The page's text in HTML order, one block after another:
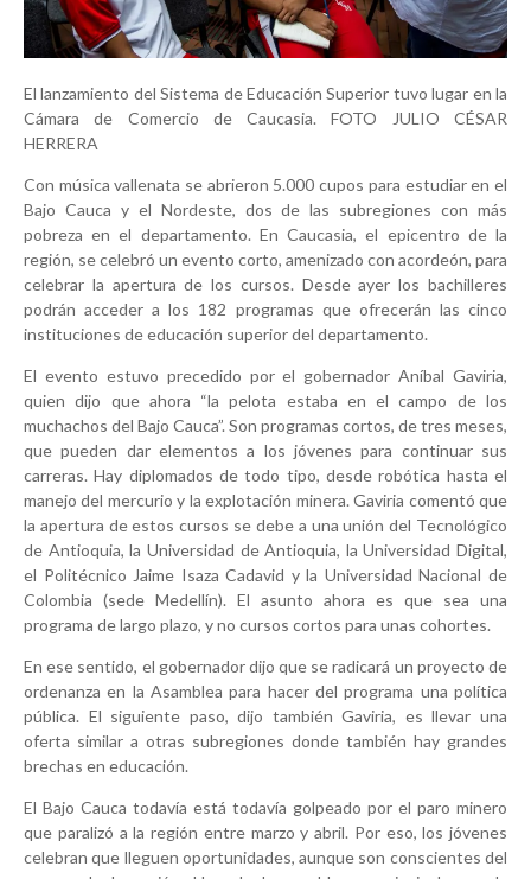
El lanzamiento del Sistema de Educación Superior tuvo lugar en la
Cámara de Comercio de Caucasia. FOTO JULIO CÉSAR
HERRERA
Con música vallenata se abrieron 5.000 cupos para estudiar en el
Bajo Cauca y el Nordeste, dos de las subregiones con más
pobreza en el departamento. En Caucasia, el epicentro de la
región, se celebró un evento corto, amenizado con acordeón, para
celebrar la apertura de los cursos. Desde ayer los bachilleres
podrán acceder a los 182 programas que ofrecerán las cinco
instituciones de educación superior del departamento.
El evento estuvo precedido por el gobernador Aníbal Gaviria,
quien dijo que ahora “la pelota estaba en el campo de los
muchachos del Bajo Cauca”. Son programas cortos, de tres meses,
que pueden dar elementos a los jóvenes para continuar sus
carreras. Hay diplomados de todo tipo, desde robótica hasta el
manejo del mercurio y la explotación minera. Gaviria comentó que
la apertura de estos cursos se debe a una unión del Tecnológico
de Antioquia, la Universidad de Antioquia, la Universidad Digital,
el Politécnico Jaime Isaza Cadavid y la Universidad Nacional de
Colombia (sede Medellín). El asunto ahora es que sea una
programa de largo plazo, y no cursos cortos para unas cohortes.
En ese sentido, el gobernador dijo que se radicará un proyecto de
ordenanza en la Asamblea para hacer del programa una política
pública. El siguiente paso, dijo también Gaviria, es llevar una
oferta similar a otras subregiones donde también hay grandes
brechas en educación.
El Bajo Cauca todavía está todavía golpeado por el paro minero
que paralizó a la región entre marzo y abril. Por eso, los jóvenes
celebran que lleguen oportunidades, aunque son conscientes del